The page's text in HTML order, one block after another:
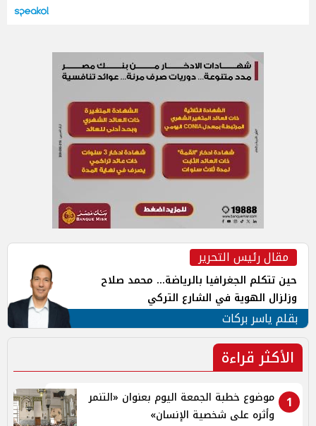
مقال رئيس التحرير
حين تتكلم الجغرافيا بالرياضة... محمد صلاح
وزلزال الهوية في الشارع التركي
بقلم ياسر بركات
الأكثر قراءة
1
موضوع خطبة الجمعة اليوم بعنوان «التنمر
وأثره على شخصية الإنسان»